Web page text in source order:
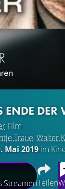
ENDE DER
Film
Traue,Walter
Mai 2019 im
StreamenTeilen